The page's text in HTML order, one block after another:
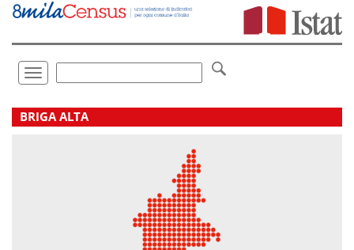
Vai
direttamente
Toggle
navigation
.
BRIGA ALTA